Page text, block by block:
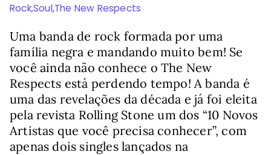
Rock,Soul,The New Respects
Uma banda de rock formada por uma
família negra e mandando muito bem! Se
você ainda não conhece o The New
Respects está perdendo tempo! A banda é
uma das revelações da década e já foi eleita
pela revista Rolling Stone um dos “10 Novos
Artistas que você precisa conhecer”, com
apenas dois singles lançados na